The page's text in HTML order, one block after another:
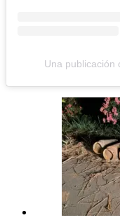
Una publicación